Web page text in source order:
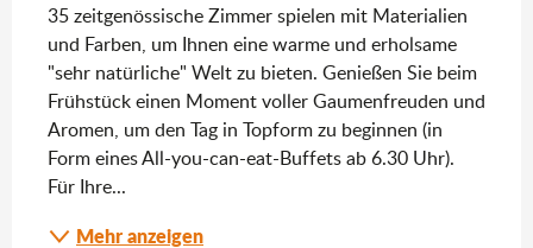
35 zeitgenössische Zimmer spielen mit Materialien
und Farben, um Ihnen eine warme und erholsame
"sehr natürliche" Welt zu bieten. Genießen Sie beim
Frühstück einen Moment voller Gaumenfreuden und
Aromen, um den Tag in Topform zu beginnen (in
Form eines All-you-can-eat-Buffets ab 6.30 Uhr).
Für Ihre...
Mehr anzeigen